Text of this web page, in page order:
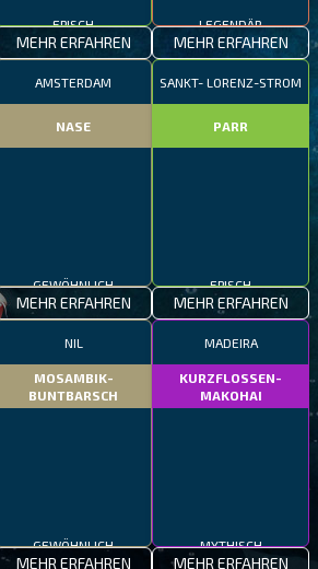
MEHR ERFAHREN MEHR ERFAHREN
AMSTERDAM
NASE
MEHR ERFAHREN
SANKT- LORENZ-STROM
PARR
MEHR ERFAHREN
NIL
MOSAMBIK-
BUNTBARSCH
GEWÖHNLICH
MEHR ERFAHREN
MADEIRA
KURZFLOSSEN-
MAKOHAI
MYTHISCH
MEHR ERFAHREN